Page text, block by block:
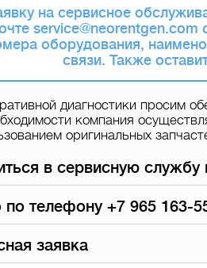
на сервисное
оборудования,
связи. Также
диагностики просим
компания
оригинальных
в сервисную
телефону +7 965 163-
заявка